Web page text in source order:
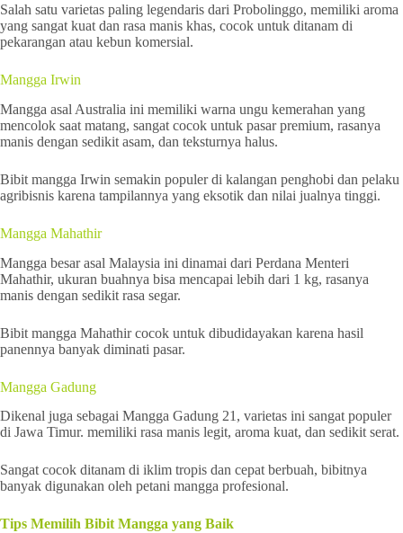
Salah satu varietas paling legendaris dari Probolinggo, memiliki aroma
yang sangat kuat dan rasa manis khas, cocok untuk ditanam di
pekarangan atau kebun komersial.
Mangga Irwin
Mangga asal Australia ini memiliki warna ungu kemerahan yang
mencolok saat matang, sangat cocok untuk pasar premium, rasanya
manis dengan sedikit asam, dan teksturnya halus.
Bibit mangga Irwin semakin populer di kalangan penghobi dan pelaku
agribisnis karena tampilannya yang eksotik dan nilai jualnya tinggi.
Mangga Mahathir
Mangga besar asal Malaysia ini dinamai dari Perdana Menteri
Mahathir, ukuran buahnya bisa mencapai lebih dari 1 kg, rasanya
manis dengan sedikit rasa segar.
Bibit mangga Mahathir cocok untuk dibudidayakan karena hasil
panennya banyak diminati pasar.
Mangga Gadung
Dikenal juga sebagai Mangga Gadung 21, varietas ini sangat populer
di Jawa Timur. memiliki rasa manis legit, aroma kuat, dan sedikit serat.
Sangat cocok ditanam di iklim tropis dan cepat berbuah, bibitnya
banyak digunakan oleh petani mangga profesional.
Tips Memilih Bibit Mangga yang Baik